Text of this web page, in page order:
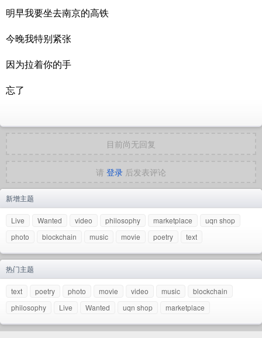
明早我要坐去南京的高铁
今晚我特别紧张
因为拉着你的手
忘了
目前尚无回复
请 登录 后发表评论
新增主题
Live Wanted video philosophy marketplace
uqn shop
photo
blockchain music movie poetry text
热门主题
text poetry photo movie video music
blockchain
philosophy
Live Wanted uqn shop marketplace